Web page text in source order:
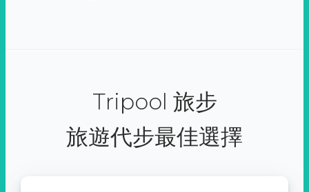
Tripool 旅步
旅遊代步最佳選擇